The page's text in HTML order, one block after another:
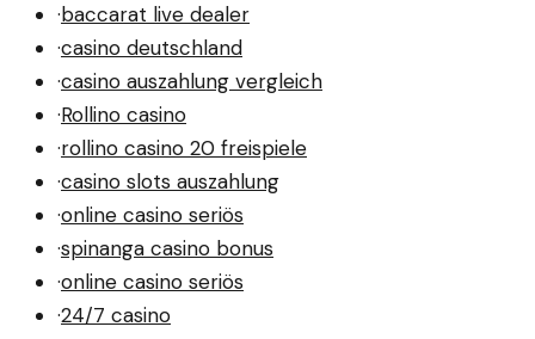
·baccarat live dealer
·casino deutschland
·casino auszahlung vergleich
·Rollino casino
·rollino casino 20 freispiele
·casino slots auszahlung
·online casino seriös
·spinanga casino bonus
·online casino seriös
·24/7 casino